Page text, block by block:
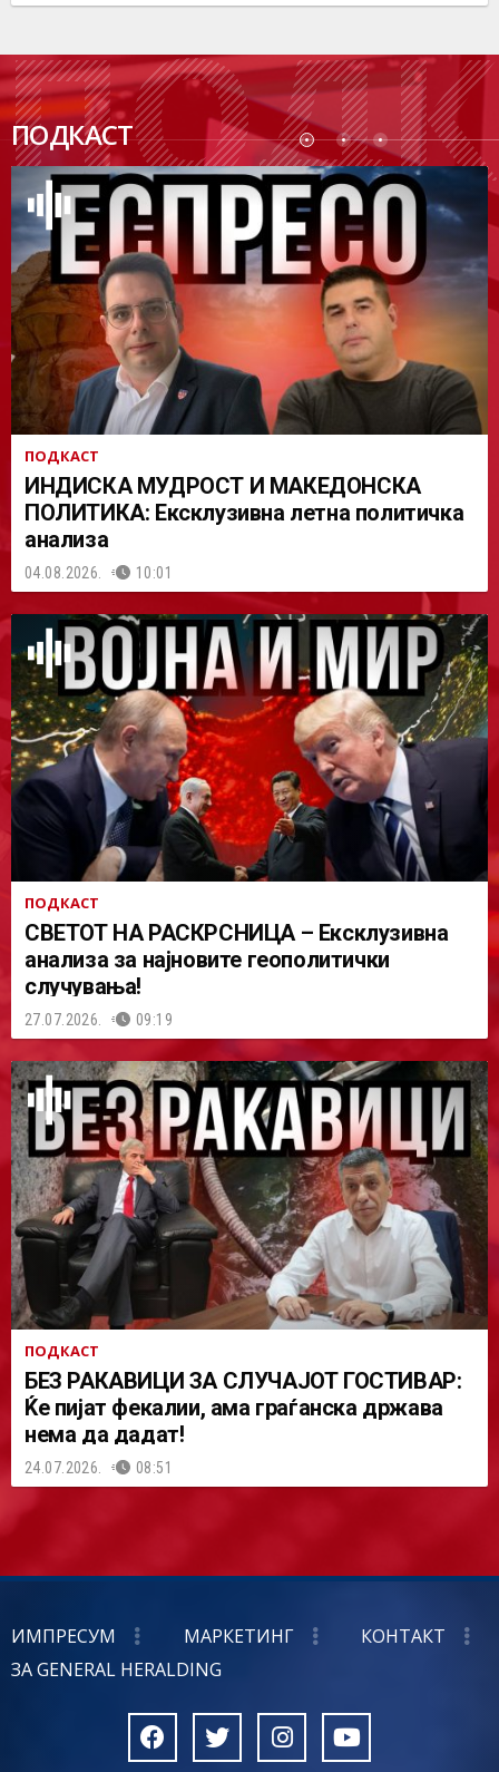
ПОДКАСТ
ПОДК
АСТ
ПОДКАСТ
ИНДИСКА МУДРОСТ И МАКЕДОНСКА
ПОЛИТИКА: Ексклузивна летна политичка
анализа
04.08.2026. 10:01
ПОДКАСТ
СВЕТОТ НА РАСКРСНИЦА – Ексклузивна
анализа за најновите геополитички
случувања!
27.07.2026. 09:19
ПОДКАСТ
БЕЗ РАКАВИЦИ ЗА СЛУЧАЈОТ ГОСТИВАР:
Ќе пијат фекалии, ама граѓанска држава
нема да дадат!
24.07.2026. 08:51
ИМПРЕСУМ МАРКЕТИНГ
КОНТАКТ
ЗА GENERAL HERALDING